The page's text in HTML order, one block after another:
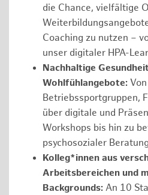
die Chance, vielfältige
Coaching zu nutzen –
unser digitaler HPA-
Nachhaltige
Wohlfühlangebote: Von
Betriebssportgruppen,
über digitale und
Workshops bis hin zu
psychosozialer
Kolleg*innen aus
Arbeitsbereichen und
Backgrounds: An 10